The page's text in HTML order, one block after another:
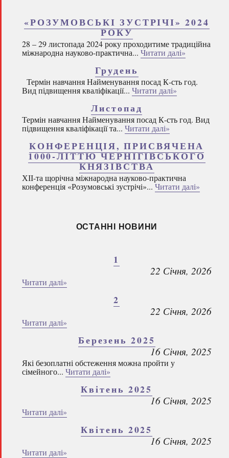
«РОЗУМОВСЬКІ ЗУСТРІЧІ» 2024
РОКУ
28 – 29 листопада 2024 року проходитиме традиційна
міжнародна науково-практична... Читати далі»
Грудень
Термін навчання Найменування посад К-сть год.
Вид підвищення кваліфікації... Читати далі»
Листопад
Термін навчання Найменування посад К-сть год. Вид
підвищення кваліфікації та... Читати далі»
КОНФЕРЕНЦІЯ, ПРИСВЯЧЕНА
1000-ЛІТТЮ ЧЕРНІГІВСЬКОГО
КНЯЗІВСТВА
ХІІ-та щорічна міжнародна науково-практична
конференція «Розумовські зустрічі»... Читати далі»
ОСТАННІ НОВИНИ
1
22 Січня, 2026
Читати далі»
2
22 Січня, 2026
Читати далі»
Березень 2025
16 Січня, 2025
Які безоплатні обстеження можна пройти у
сімейного... Читати далі»
Квітень 2025
16 Січня, 2025
Читати далі»
Квітень 2025
16 Січня, 2025
Читати далі»